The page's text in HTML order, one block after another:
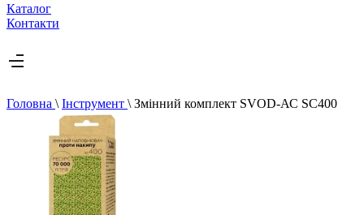
Каталог
Контакти
Головна \ Інструмент \ Змінний комплект SVOD-АС SC400